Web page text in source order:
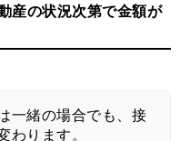
況確認をおこなったう